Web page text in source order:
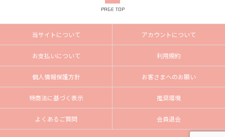
PAGE TOP
当サイトについて アカウントについて
お支払いについて 利用規約
個人情報保護方針 お客さまへのお願い
特商法に基づく表示 推奨環境
よくあるご質問 会員退会